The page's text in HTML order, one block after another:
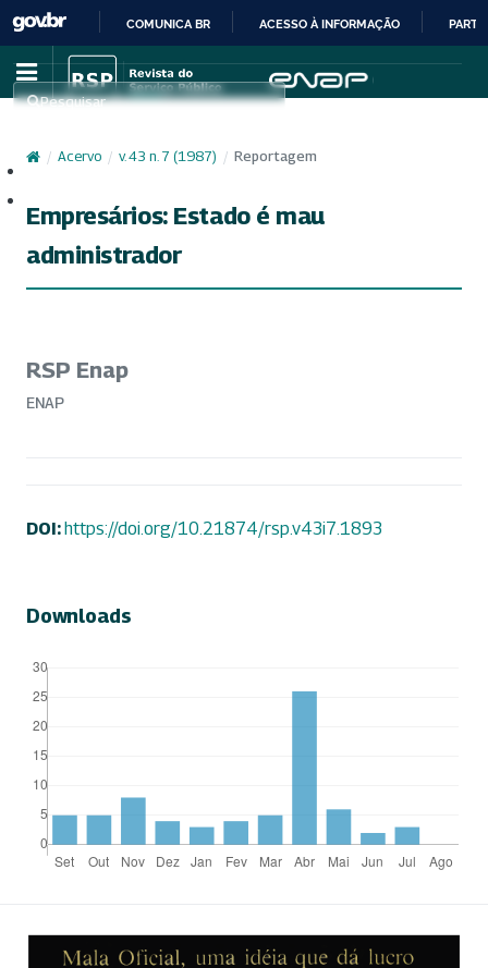
IR
PARA
CONTEÚDO
COMUNICA BR ACESSO À INFORMAÇÃO
Pesquisar
/ Acervo / v. 43 n. 7 (1987) / Reportagem
Empresários: Estado é mau
administrador
RSP Enap
ENAP
DOI:https://doi.org/10.21874/rsp.v43i7.1893
Downloads